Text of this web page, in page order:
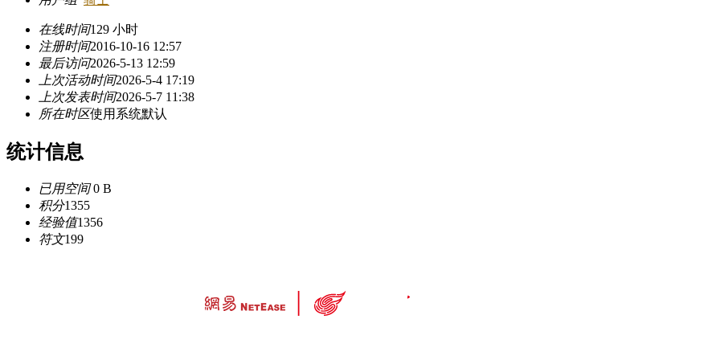
在线时间129 小时
注册时间2016-10-16 12:57
最后访问2026-5-13 12:59
上次活动时间2026-5-4 17:19
上次发表时间2026-5-7 11:38
所在时区使用系统默认
统计信息
已用空间0 B
积分1355
经验值1356
符文199